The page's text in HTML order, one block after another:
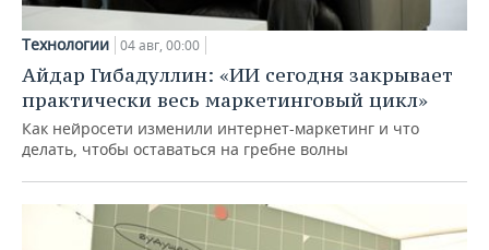
Технологии 04 авг, 00:00
Айдар Гибадуллин: «ИИ сегодня закрывает
практически весь маркетинговый цикл»
Как нейросети изменили интернет-маркетинг и что
делать, чтобы оставаться на гребне волны